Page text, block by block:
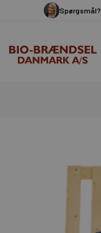
Spørgsmål?